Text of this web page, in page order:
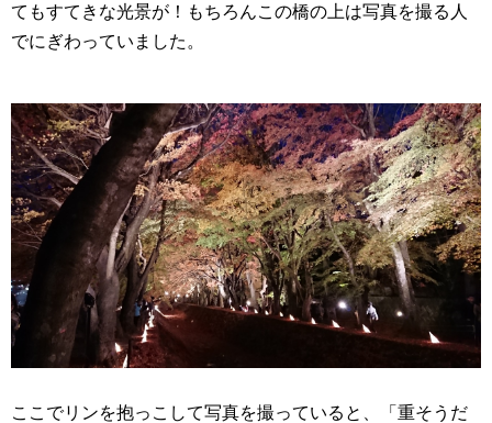
てもすてきな光景が！もちろんこの橋の上は写真を撮る人
でにぎわっていました。
ここでリンを抱っこして写真を撮っていると、「重そうだ